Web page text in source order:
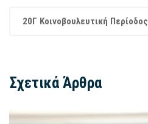
20Γ Κοινοβουλευτική Περίοδος
Σχετικά Άρθρα